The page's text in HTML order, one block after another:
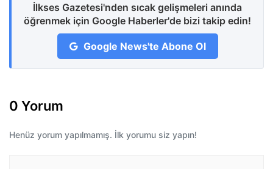
İlkses Gazetesi'nden sıcak gelişmeleri anında
öğrenmek için Google Haberler'de bizi takip edin!
Google News'te Abone Ol
0 Yorum
Henüz yorum yapılmamış. İlk yorumu siz yapın!